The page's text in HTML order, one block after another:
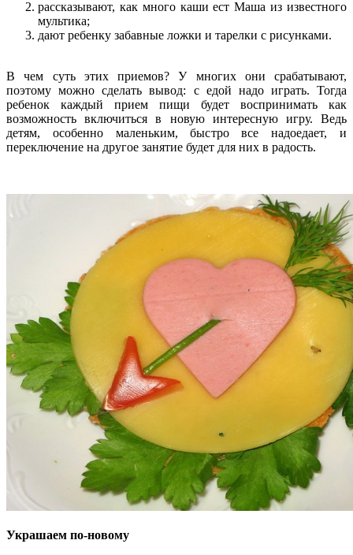
рассказывают, как много каши ест Маша из известного
мультика;
дают ребенку забавные ложки и тарелки с рисунками.
В чем суть этих приемов? У многих они срабатывают,
поэтому можно сделать вывод: с едой надо играть. Тогда
ребенок каждый прием пищи будет воспринимать как
возможность включиться в новую интересную игру. Ведь
детям, особенно маленьким, быстро все надоедает, и
переключение на другое занятие будет для них в радость.
Украшаем по-новому